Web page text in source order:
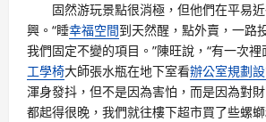
固然游玩景點很消極，但他們在平易
興。“睡幸福空間到天然醒，點外賣，一路
我們固定不變的項目。”陳旺說，“有一次裡
工學椅大師張水瓶在地下室看辦公室規劃
渾身發抖，但不是因為害怕，而是因為對
都起得很晚，我們就往樓下超市買了些螺